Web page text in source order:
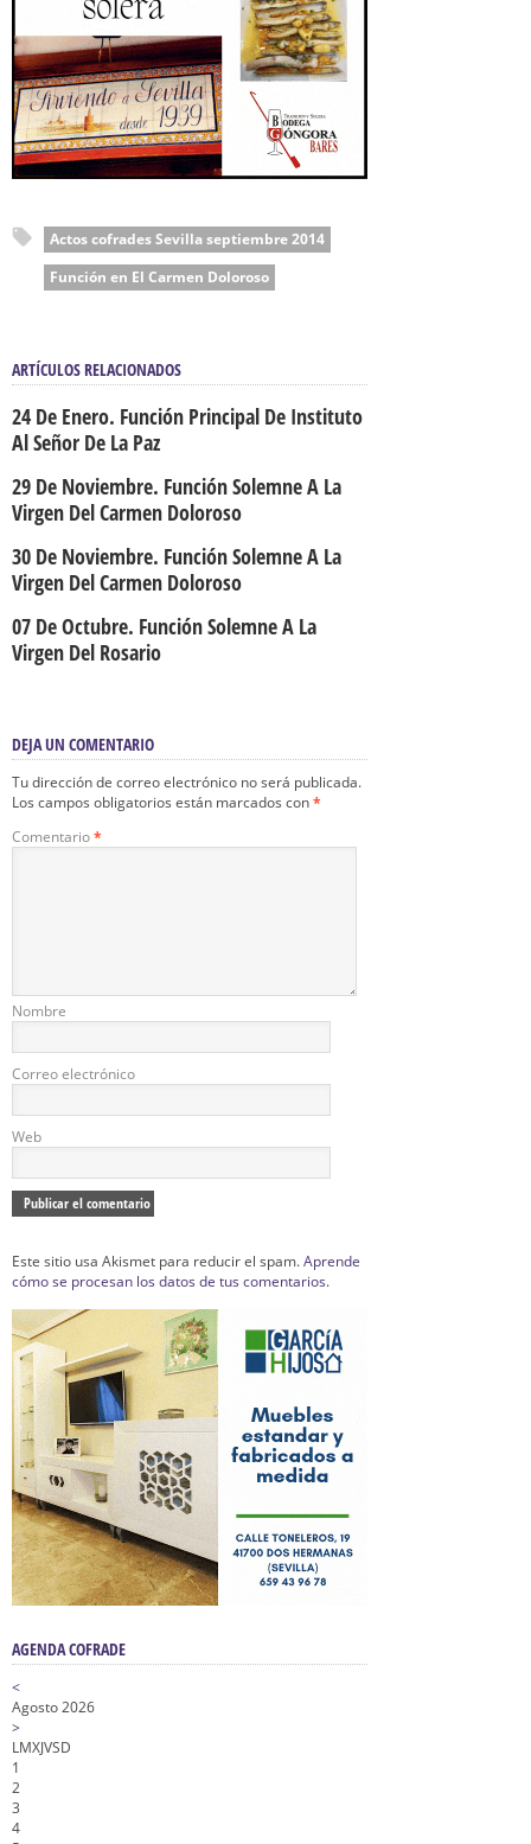
Actos cofrades Sevilla septiembre 2014
Función en El Carmen Doloroso
ARTÍCULOS RELACIONADOS
24 De Enero. Función Principal De Instituto
Al Señor De La Paz
29 De Noviembre. Función Solemne A La
Virgen Del Carmen Doloroso
30 De Noviembre. Función Solemne A La
Virgen Del Carmen Doloroso
07 De Octubre. Función Solemne A La
Virgen Del Rosario
DEJA UN COMENTARIO
Tu dirección de correo electrónico no será publicada.
Los campos obligatorios están marcados con*
Comentario*
Nombre
Correo electrónico
Web
Este sitio usa Akismet para reducir el spam.Aprende
cómo se procesan los datos de tus comentarios.
AGENDA COFRADE
<
Agosto 2026
>
LMXJVSD
1
2
3
4